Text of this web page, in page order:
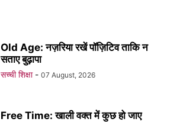
Old Age: नज़रिया रखें पॉज़िटिव ताकि न
सताए बुढ़ापा
सच्ची शिक्षा - 07 August, 2026
Free Time: खाली वक्त में कुछ हो जाए